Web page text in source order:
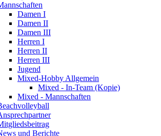
Damen I
Damen II
Damen III
Herren I
Herren II
Herren III
Jugend
Mixed-Hobby Allgemein
Mixed - In-Team (Kopie)
Mixed - Mannschaften
und Berichte